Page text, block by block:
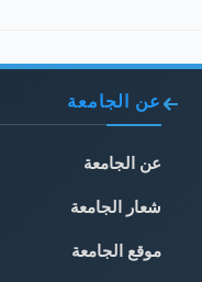
عن الجامعة
عن الجامعة
شعار الجامعة
موقع الجامعة